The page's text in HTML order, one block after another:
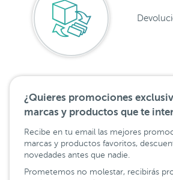
¿Quieres promociones
marcas y productos que te
Recibe en tu email las mejores
marcas y productos favoritos,
novedades antes que nadie.
Prometemos no molestar, recibirás